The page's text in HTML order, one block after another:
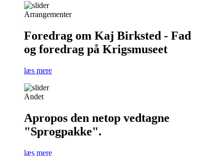
Arrangementer
Foredrag om Kaj Birksted - Fad
og foredrag på Krigsmuseet
læs mere
Andet
Apropos den netop vedtagne
"Sprogpakke".
læs mere